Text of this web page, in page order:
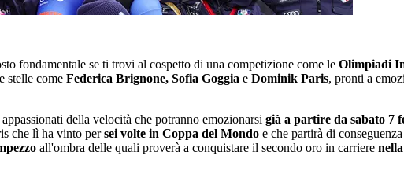
fondamentale se ti trovi al cospetto di una competizione come le Olimpiadi
stelle come Federica Brignone, Sofia Goggia e Dominik Paris, pronti a
della velocità che potranno emozionarsi già a partire da sabato 7
che lì ha vinto persei volte in Coppa del Mondo e che partirà di
all'ombra delle quali proverà a conquistare il secondo oro in carriere